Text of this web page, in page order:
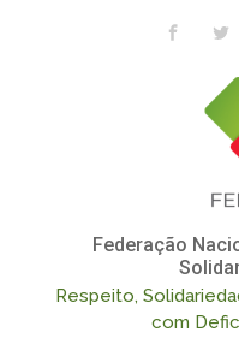
Skip to main content
Federação
Respeito,
com